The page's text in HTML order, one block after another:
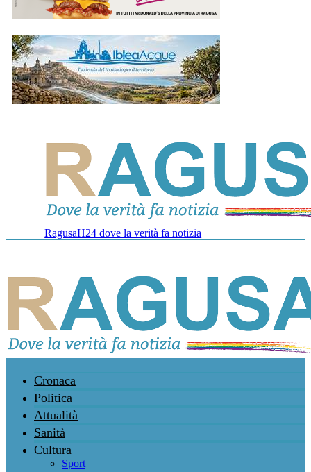
RagusaH24 dove la verità fa notizia
Cronaca
Politica
Attualità
Sanità
Cultura
Sport